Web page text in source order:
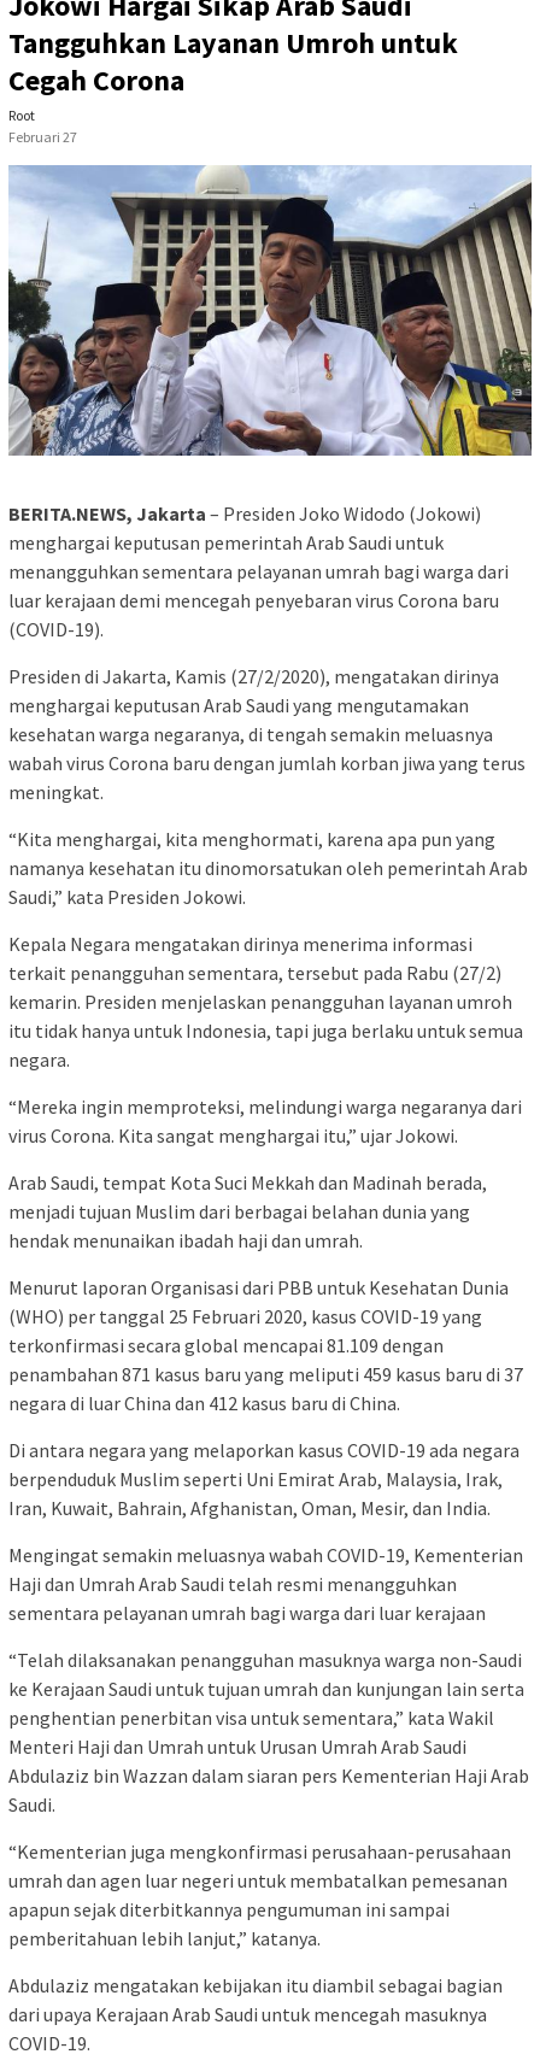
Tangguhkan Layanan Umroh untuk
Cegah Corona
Root
Februari 27
BERITA.NEWS, Jakarta – Presiden Joko Widodo (Jokowi)
menghargai keputusan pemerintah Arab Saudi untuk
menangguhkan sementara pelayanan umrah bagi warga dari
luar kerajaan demi mencegah penyebaran virus Corona baru
(COVID-19).
Presiden di Jakarta, Kamis (27/2/2020), mengatakan dirinya
menghargai keputusan Arab Saudi yang mengutamakan
kesehatan warga negaranya, di tengah semakin meluasnya
wabah virus Corona baru dengan jumlah korban jiwa yang terus
meningkat.
“Kita menghargai, kita menghormati, karena apa pun yang
namanya kesehatan itu dinomorsatukan oleh pemerintah Arab
Saudi,” kata Presiden Jokowi.
Kepala Negara mengatakan dirinya menerima informasi
terkait penangguhan sementara, tersebut pada Rabu (27/2)
kemarin. Presiden menjelaskan penangguhan layanan umroh
itu tidak hanya untuk Indonesia, tapi juga berlaku untuk semua
negara.
“Mereka ingin memproteksi, melindungi warga negaranya dari
virus Corona. Kita sangat menghargai itu,” ujar Jokowi.
Arab Saudi, tempat Kota Suci Mekkah dan Madinah berada,
menjadi tujuan Muslim dari berbagai belahan dunia yang
hendak menunaikan ibadah haji dan umrah.
Menurut ​​​​​​laporan Organisasi dari PBB untuk Kesehatan Dunia
(WHO) per tanggal 25 Februari 2020, kasus COVID-19 yang
terkonfirmasi secara global mencapai 81.109 dengan
penambahan 871 kasus baru yang meliputi 459 kasus baru di 37
negara di luar China dan 412 kasus baru di China.
Di antara negara yang melaporkan kasus COVID-19 ada negara
berpenduduk Muslim seperti Uni Emirat Arab, Malaysia, Irak,
Iran, Kuwait, Bahrain, Afghanistan, Oman, Mesir, dan India.
Mengingat semakin meluasnya wabah COVID-19, Kementerian
Haji dan Umrah Arab Saudi telah resmi menangguhkan
sementara pelayanan umrah bagi warga dari luar kerajaan
“Telah dilaksanakan penangguhan masuknya warga non-Saudi
ke Kerajaan Saudi untuk tujuan umrah dan kunjungan lain serta
penghentian penerbitan visa untuk sementara,” kata Wakil
Menteri Haji dan Umrah untuk Urusan Umrah Arab Saudi
Abdulaziz bin Wazzan dalam siaran pers Kementerian Haji Arab
Saudi.
“Kementerian juga mengkonfirmasi perusahaan-perusahaan
umrah dan agen luar negeri untuk membatalkan pemesanan
apapun sejak diterbitkannya pengumuman ini sampai
pemberitahuan lebih lanjut,” katanya.
Abdulaziz mengatakan kebijakan itu diambil sebagai bagian
dari upaya Kerajaan Arab Saudi untuk mencegah masuknya
COVID-19.